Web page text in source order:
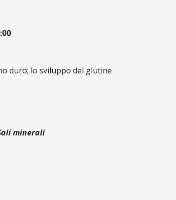
duro; lo sviluppo del glutine
minerali